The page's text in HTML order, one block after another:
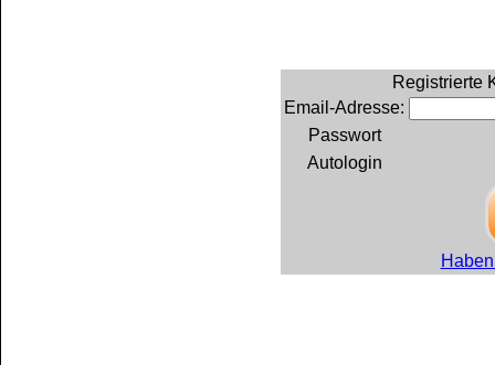
Registrierte
Email-Adresse:
Passwort
Autologin